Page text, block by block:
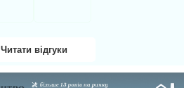
Читати відгуки